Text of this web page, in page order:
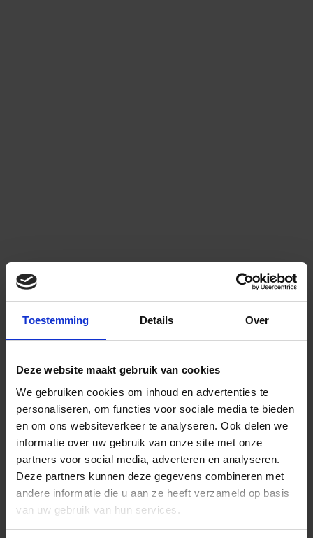
Toestemming Details Over
Deze website maakt gebruik van cookies
We gebruiken cookies om inhoud en advertenties te
personaliseren, om functies voor sociale media te bieden
en om ons websiteverkeer te analyseren. Ook delen we
informatie over uw gebruik van onze site met onze
partners voor social media, adverteren en analyseren.
Deze partners kunnen deze gegevens combineren met
andere informatie die u aan ze heeft verzameld op basis
van uw gebruik van hun services.